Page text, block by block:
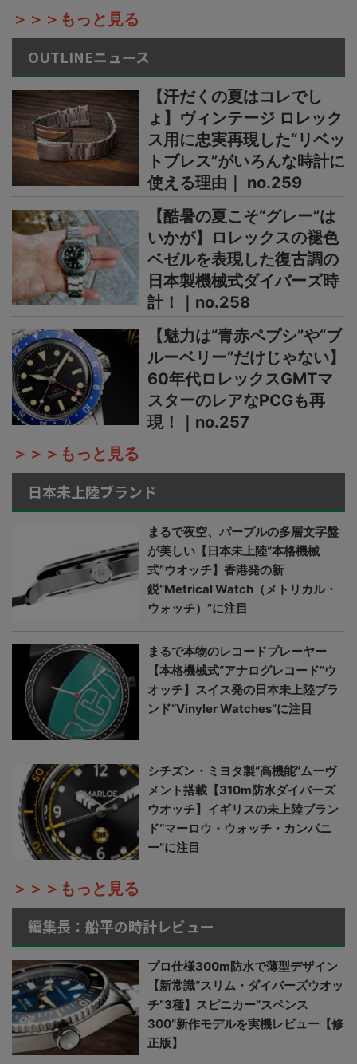
＞＞＞もっと見る
OUTLINEニュース
【汗だくの夏はコレでし
ょ】ヴィンテージ ロレック
ス用に忠実再現した“リベッ
トブレス”がいろんな時計に
使える理由｜ no.259
【酷暑の夏こそ“グレー”は
いかが】ロレックスの褪色
ベゼルを表現した復古調の
日本製機械式ダイバーズ時
計！｜no.258
【魅力は“青赤ペプシ”や“ブ
ルーベリー”だけじゃない】
60年代ロレックスGMTマ
スターのレアなPCGも再
現！｜no.257
＞＞＞もっと見る
日本未上陸ブランド
まるで夜空、パープルの多層文字盤
が美しい【日本未上陸“本格機械
式”ウオッチ】香港発の新
鋭“Metrical Watch（メトリカル・
ウォッチ）”に注目
まるで本物のレコードプレーヤー
【本格機械式“アナログレコード”ウ
オッチ】スイス発の日本未上陸ブラ
ンド“Vinyler Watches”に注目
シチズン・ミヨタ製“高機能”ムーヴ
メント搭載【310m防水ダイバーズ
ウオッチ】イギリスの未上陸ブラン
ド“マーロウ・ウォッチ・カンパニ
ー”に注目
＞＞＞もっと見る
編集長：船平の時計レビュー
プロ仕様300m防水で薄型デザイン
【新常識“スリム・ダイバーズウオッ
チ”3種】スピニカー“スペンス
300”新作モデルを実機レビュー【修
正版】